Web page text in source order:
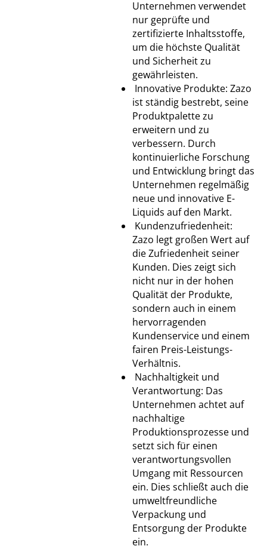
Unternehmen verwendet
nur geprüfte und
zertifizierte Inhaltsstoffe,
um die höchste Qualität
und Sicherheit zu
gewährleisten.
Innovative Produkte: Zazo
ist ständig bestrebt, seine
Produktpalette zu
erweitern und zu
verbessern. Durch
kontinuierliche Forschung
und Entwicklung bringt das
Unternehmen regelmäßig
neue und innovative E-
Liquids auf den Markt.
Kundenzufriedenheit:
Zazo legt großen Wert auf
die Zufriedenheit seiner
Kunden. Dies zeigt sich
nicht nur in der hohen
Qualität der Produkte,
sondern auch in einem
hervorragenden
Kundenservice und einem
fairen Preis-Leistungs-
Verhältnis.
Nachhaltigkeit und
Verantwortung: Das
Unternehmen achtet auf
nachhaltige
Produktionsprozesse und
setzt sich für einen
verantwortungsvollen
Umgang mit Ressourcen
ein. Dies schließt auch die
umweltfreundliche
Verpackung und
Entsorgung der Produkte
ein.